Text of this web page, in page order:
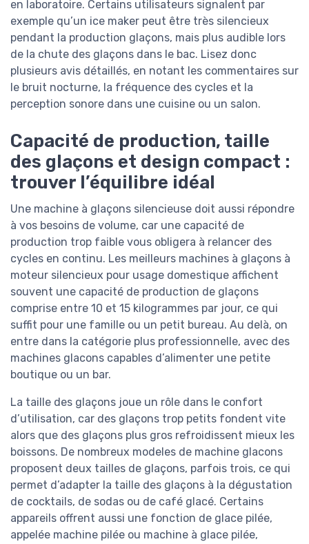
en laboratoire. Certains utilisateurs signalent par
exemple qu’un ice maker peut être très silencieux
pendant la production glaçons, mais plus audible lors
de la chute des glaçons dans le bac. Lisez donc
plusieurs avis détaillés, en notant les commentaires sur
le bruit nocturne, la fréquence des cycles et la
perception sonore dans une cuisine ou un salon.
Capacité de production, taille
des glaçons et design compact :
trouver l’équilibre idéal
Une machine à glaçons silencieuse doit aussi répondre
à vos besoins de volume, car une capacité de
production trop faible vous obligera à relancer des
cycles en continu. Les meilleurs machines à glaçons à
moteur silencieux pour usage domestique affichent
souvent une capacité de production de glaçons
comprise entre 10 et 15 kilogrammes par jour, ce qui
suffit pour une famille ou un petit bureau. Au delà, on
entre dans la catégorie plus professionnelle, avec des
machines glacons capables d’alimenter une petite
boutique ou un bar.
La taille des glaçons joue un rôle dans le confort
d’utilisation, car des glaçons trop petits fondent vite
alors que des glaçons plus gros refroidissent mieux les
boissons. De nombreux modeles de machine glacons
proposent deux tailles de glaçons, parfois trois, ce qui
permet d’adapter la taille des glaçons à la dégustation
de cocktails, de sodas ou de café glacé. Certains
appareils offrent aussi une fonction de glace pilée,
appelée machine pilée ou machine à glace pilée,